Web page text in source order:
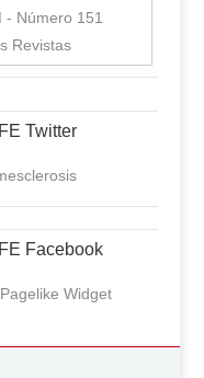
- Número 151
Revistas
Twitter
Facebook